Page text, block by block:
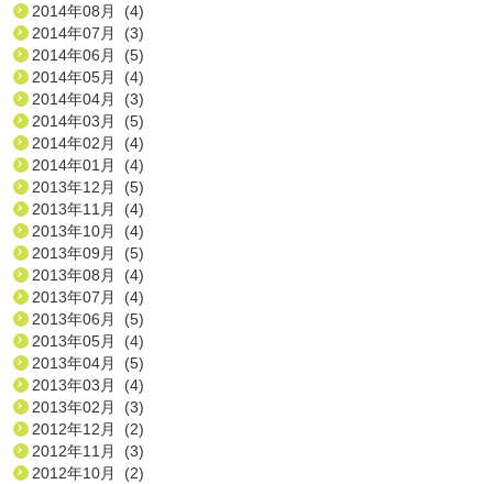
2014年08月 (4)
2014年07月 (3)
2014年06月 (5)
2014年05月 (4)
2014年04月 (3)
2014年03月 (5)
2014年02月 (4)
2014年01月 (4)
2013年12月 (5)
2013年11月 (4)
2013年10月 (4)
2013年09月 (5)
2013年08月 (4)
2013年07月 (4)
2013年06月 (5)
2013年05月 (4)
2013年04月 (5)
2013年03月 (4)
2013年02月 (3)
2012年12月 (2)
2012年11月 (3)
2012年10月 (2)